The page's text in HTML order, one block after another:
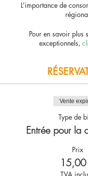
L’importance de
Pour en savoir plus
exceptionnels,
Vente
Type de
Entrée pour la
Prix